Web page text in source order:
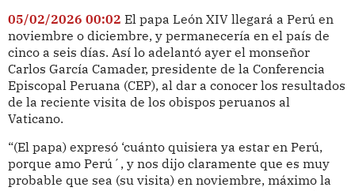
05/02/2026 00:02 El papa León XIV llegará a Perú en
noviembre o diciembre, y permanecería en el país de
cinco a seis días. Así lo adelantó ayer el monseñor
Carlos García Camader, presidente de la Conferencia
Episcopal Peruana (CEP), al dar a conocer los resultados
de la reciente visita de los obispos peruanos al
Vaticano.
“(El papa) expresó ‘cuánto quisiera ya estar en Perú,
porque amo Perú´, y nos dijo claramente que es muy
probable que sea (su visita) en noviembre, máximo la